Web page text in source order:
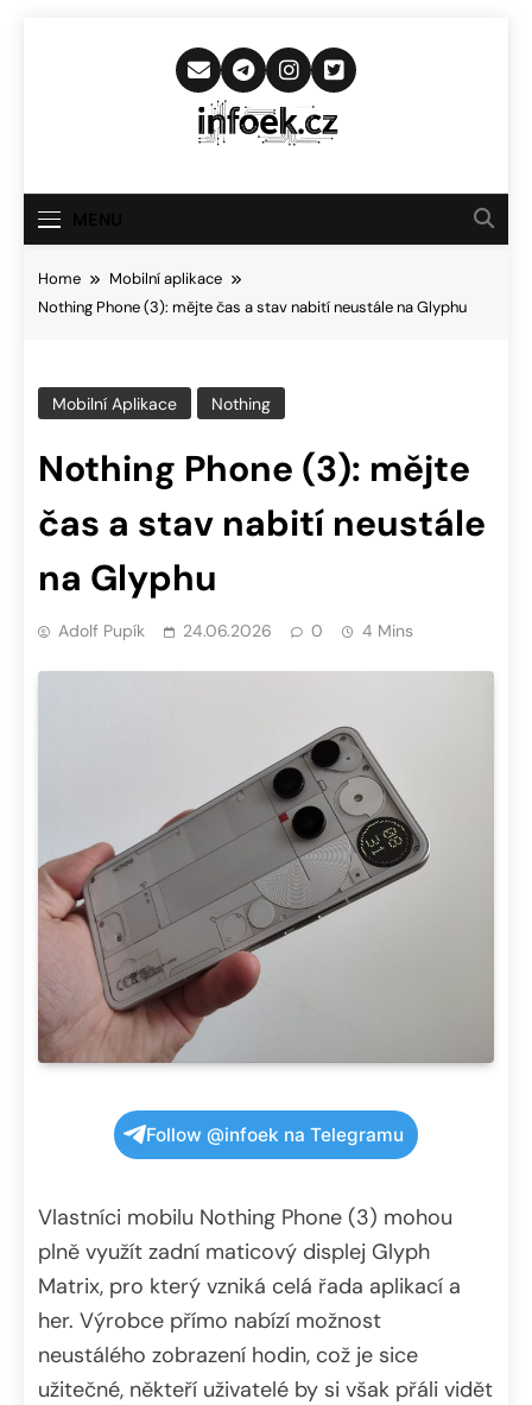
Infoek.cz
Novinkám
Home
Mobilní aplikace
Nothing Phone (3): mějte čas a stav nabití neustále na Glyphu
Mobilní Aplikace Nothing
Nothing Phone (3): mějte
čas a stav nabití neustále
na Glyphu
Adolf Pupík 24.06.2026 0 4 Mins
Follow @infoek na Telegramu
Vlastníci mobilu Nothing Phone (3) mohou
plně využít zadní maticový displej Glyph
Matrix, pro který vzniká celá řada aplikací a
her. Výrobce přímo nabízí možnost
neustálého zobrazení hodin, což je sice
užitečné, někteří uživatelé by si však přáli vidět